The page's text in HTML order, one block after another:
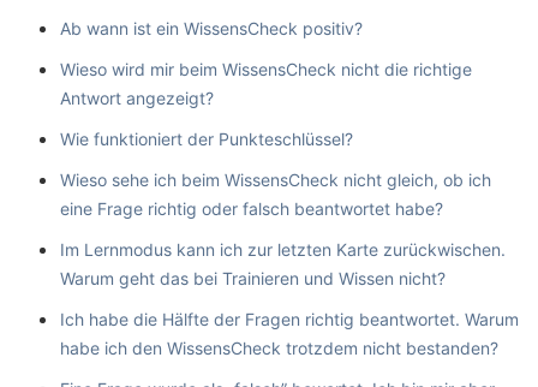
Ab wann ist ein WissensCheck positiv?
Wieso wird mir beim WissensCheck nicht die richtige
Antwort angezeigt?
Wie funktioniert der Punkteschlüssel?
Wieso sehe ich beim WissensCheck nicht gleich, ob ich
eine Frage richtig oder falsch beantwortet habe?
Im Lernmodus kann ich zur letzten Karte zurückwischen.
Warum geht das bei Trainieren und Wissen nicht?
Ich habe die Hälfte der Fragen richtig beantwortet. Warum
habe ich den WissensCheck trotzdem nicht bestanden?